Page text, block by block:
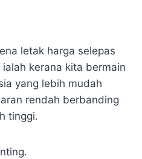
letak harga selepas
kerana kita bermain
yang lebih mudah
rendah berbanding
tinggi.